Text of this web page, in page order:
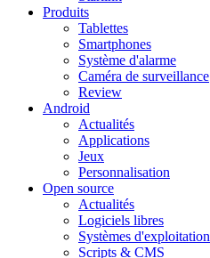
Produits
Tablettes
Smartphones
Système d'alarme
Caméra de surveillance
Review
Android
Actualités
Applications
Jeux
Personnalisation
Open source
Actualités
Logiciels libres
Systèmes d'exploitation
Scripts & CMS